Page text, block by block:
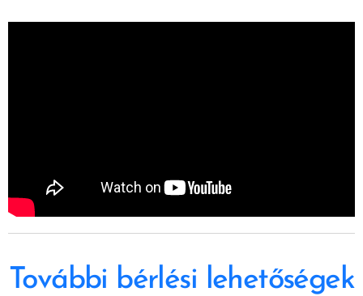
További bérlési lehetőségek